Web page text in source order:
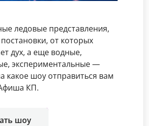
ледовые представления,
от которых
дух, а еще водные,
экспериментальные —
какое шоу отправиться вам
КП.
шоу